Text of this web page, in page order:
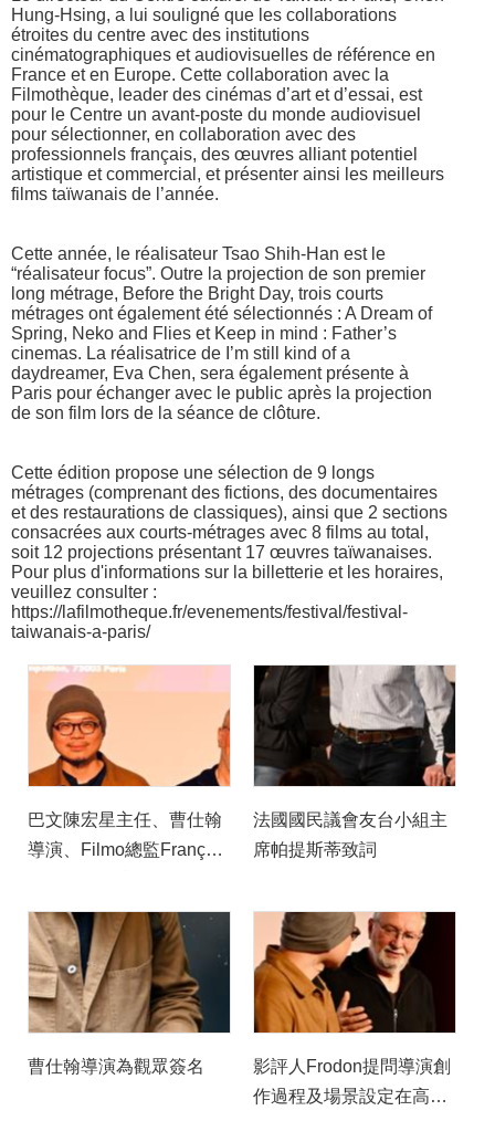
Hung-Hsing, a lui souligné que les collaborations
étroites du centre avec des institutions
cinématographiques et audiovisuelles de référence en
France et en Europe. Cette collaboration avec la
Filmothèque, leader des cinémas d’art et d’essai, est
pour le Centre un avant-poste du monde audiovisuel
pour sélectionner, en collaboration avec des
professionnels français, des œuvres alliant potentiel
artistique et commercial, et présenter ainsi les meilleurs
films taïwanais de l’année.
Cette année, le réalisateur Tsao Shih-Han est le
“réalisateur focus”. Outre la projection de son premier
long métrage, Before the Bright Day, trois courts
métrages ont également été sélectionnés : A Dream of
Spring, Neko and Flies et Keep in mind : Father’s
cinemas. La réalisatrice de I’m still kind of a
daydreamer, Eva Chen, sera également présente à
Paris pour échanger avec le public après la projection
de son film lors de la séance de clôture.
Cette édition propose une sélection de 9 longs
métrages (comprenant des fictions, des documentaires
et des restaurations de classiques), ainsi que 2 sections
consacrées aux courts-métrages avec 8 films au total,
soit 12 projections présentant 17 œuvres taïwanaises.
Pour plus d'informations sur la billetterie et les horaires,
veuillez consulter :
https://lafilmotheque.fr/evenements/festival/festival-
taiwanais-a-paris/
巴文陳宏星主任、曹仕翰
導演、Filmo總監François
Michel Frodon於座談後合
影
法國國民議會友台小組主
席帕提斯蒂致詞
曹仕翰導演為觀眾簽名
影評人Frodon提問導演創
作過程及場景設定在高雄